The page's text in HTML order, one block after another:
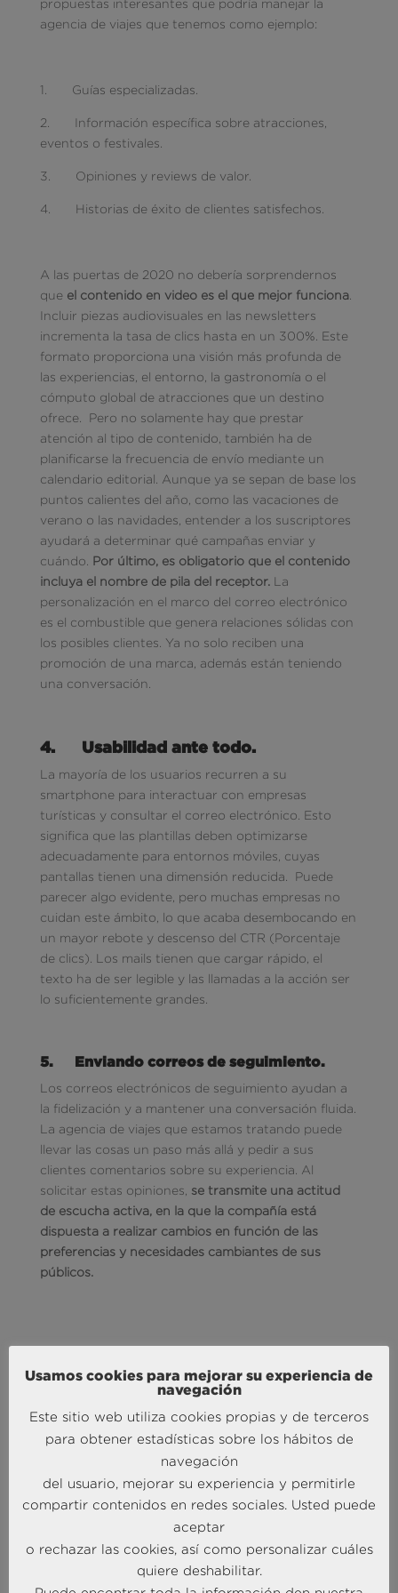
propuestas interesantes que podría manejar la
agencia de viajes que tenemos como ejemplo:
1. Guías especializadas.
2. Información específica sobre atracciones,
eventos o festivales.
3. Opiniones y reviews de valor.
4. Historias de éxito de clientes satisfechos.
A las puertas de 2020 no debería sorprendernos
que el contenido en video es el que mejor funciona.
Incluir piezas audiovisuales en las newsletters
incrementa la tasa de clics hasta en un 300%. Este
formato proporciona una visión más profunda de
las experiencias, el entorno, la gastronomía o el
cómputo global de atracciones que un destino
ofrece. Pero no solamente hay que prestar
atención al tipo de contenido, también ha de
planificarse la frecuencia de envío mediante un
calendario editorial. Aunque ya se sepan de base los
puntos calientes del año, como las vacaciones de
verano o las navidades, entender a los suscriptores
ayudará a determinar qué campañas enviar y
cuándo. Por último, es obligatorio que el contenido
incluya el nombre de pila del receptor. La
personalización en el marco del correo electrónico
es el combustible que genera relaciones sólidas con
los posibles clientes. Ya no solo reciben una
promoción de una marca, además están teniendo
una conversación.
4. Usabilidad ante todo.
La mayoría de los usuarios recurren a su
smartphone para interactuar con empresas
turísticas y consultar el correo electrónico. Esto
significa que las plantillas deben optimizarse
adecuadamente para entornos móviles, cuyas
pantallas tienen una dimensión reducida. Puede
parecer algo evidente, pero muchas empresas no
cuidan este ámbito, lo que acaba desembocando en
un mayor rebote y descenso del CTR (Porcentaje
de clics). Los mails tienen que cargar rápido, el
texto ha de ser legible y las llamadas a la acción ser
lo suficientemente grandes.
5. Enviando correos de seguimiento.
Los correos electrónicos de seguimiento ayudan a
la fidelización y a mantener una conversación fluida.
La agencia de viajes que estamos tratando puede
llevar las cosas un paso más allá y pedir a sus
clientes comentarios sobre su experiencia. Al
solicitar estas opiniones, se transmite una actitud
de escucha activa, en la que la compañía está
dispuesta a realizar cambios en función de las
preferencias y necesidades cambiantes de sus
públicos.
ParaÁngel García Butragueño, Co-Director del
Barómetro Turístico BRAINTRUST
y económico. El marketing por correo electrónico
permite llegar a un gran número de clientes
la personalización. Desde BRAINTRUST te
ayudaremos a identificar los nichos que necesitas
abordar y la forma más efectiva de establecer una
comunicación con los mismos.
José Manuel Brell, Co-Director del
Barómetro Turístico BRAINTRUST
Utilizar el correo
Usamos cookies para mejorar su experiencia de
navegación
Este sitio web utiliza cookies propias y de terceros
para obtener estadísticas sobre los hábitos de
navegación
del usuario, mejorar su experiencia y permitirle
compartir contenidos en redes sociales. Usted puede
aceptar
o rechazar las cookies, así como personalizar cuáles
quiere deshabilitar.